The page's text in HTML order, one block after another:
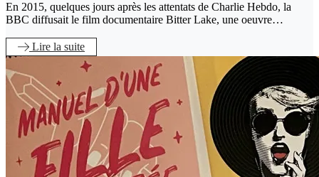
En 2015, quelques jours après les attentats de Charlie Hebdo, la
BBC diffusait le film documentaire Bitter Lake, une oeuvre…
Lire la suite